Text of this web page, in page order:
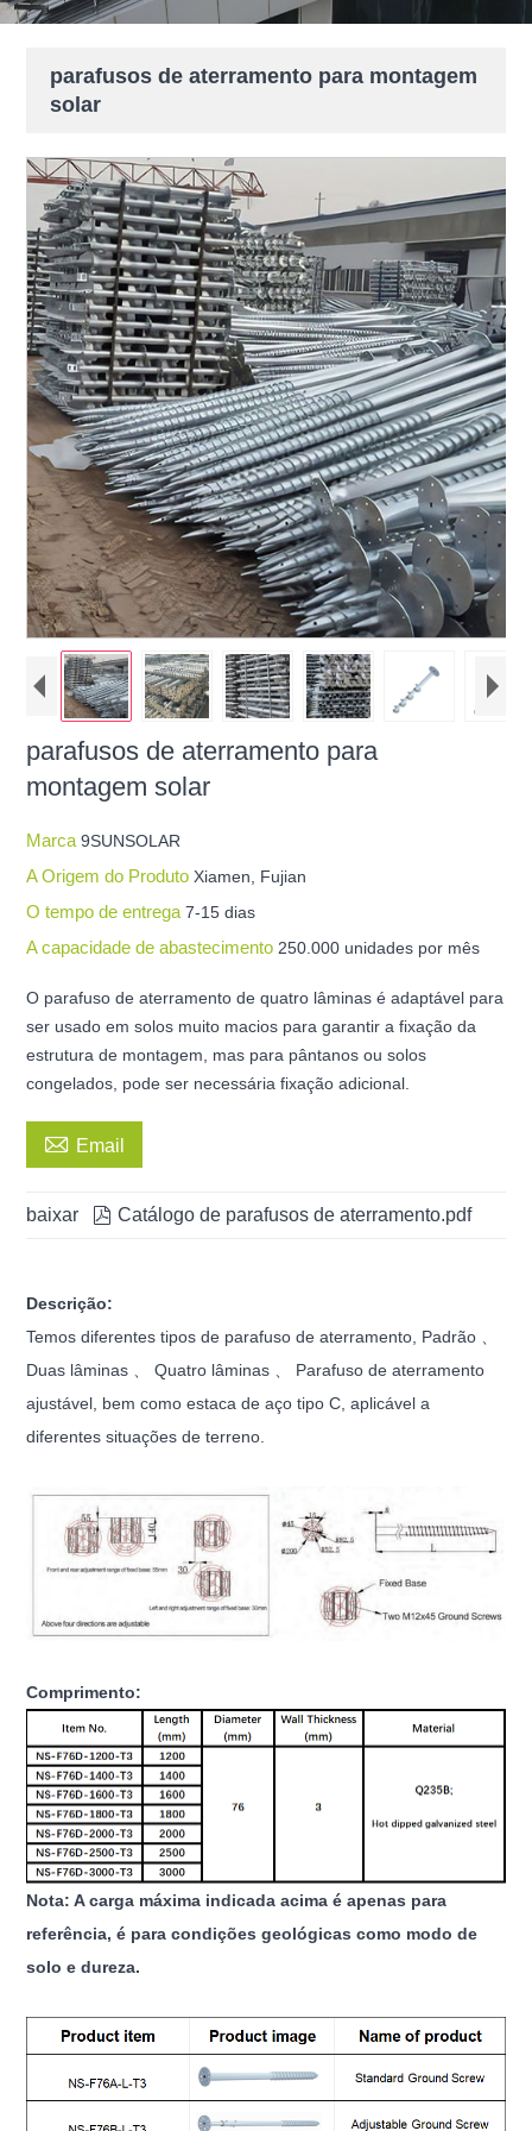
parafusos de aterramento para montagem
solar
parafusos de aterramento para
montagem solar
Marca9SUNSOLAR
A Origem do ProdutoXiamen, Fujian
O tempo de entrega7-15 dias
A capacidade de abastecimento 250.000 unidades por mês
O parafuso de aterramento de quatro lâminas é adaptável para
ser usado em solos muito macios para garantir a fixação da
estrutura de montagem, mas para pântanos ou solos
congelados, pode ser necessária fixação adicional.
 Email
baixar  Catálogo de parafusos de aterramento.pdf
Descrição:
Temos diferentes tipos de parafuso de aterramento, Padrão 、
Duas lâminas 、 Quatro lâminas 、 Parafuso de aterramento
ajustável, bem como estaca de aço tipo C, aplicável a
diferentes situações de terreno.
Comprimento:
Nota: A carga máxima indicada acima é apenas para
referência, é para condições geológicas como modo de
solo e dureza.